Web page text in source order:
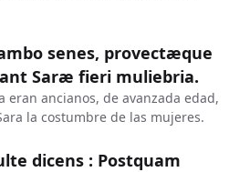
senes, provectæque
Saræ fieri muliebria.
eran ancianos, de avanzada edad,
la costumbre de las mujeres.
dicens : Postquam